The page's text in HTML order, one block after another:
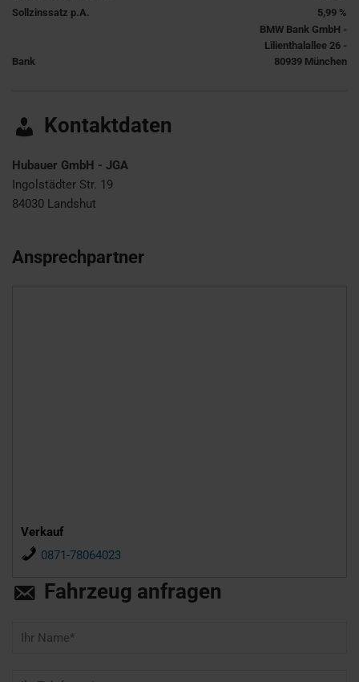
Sollzinssatz p.A.
5,99 %
Bank
BMW Bank GmbH -
Lilienthalallee 26 -
80939 München
Kontaktdaten
Hubauer GmbH - JGA
Ingolstädter Str. 19
84030 Landshut
Ansprechpartner
Verkauf
0871-78064023
Fahrzeug anfragen